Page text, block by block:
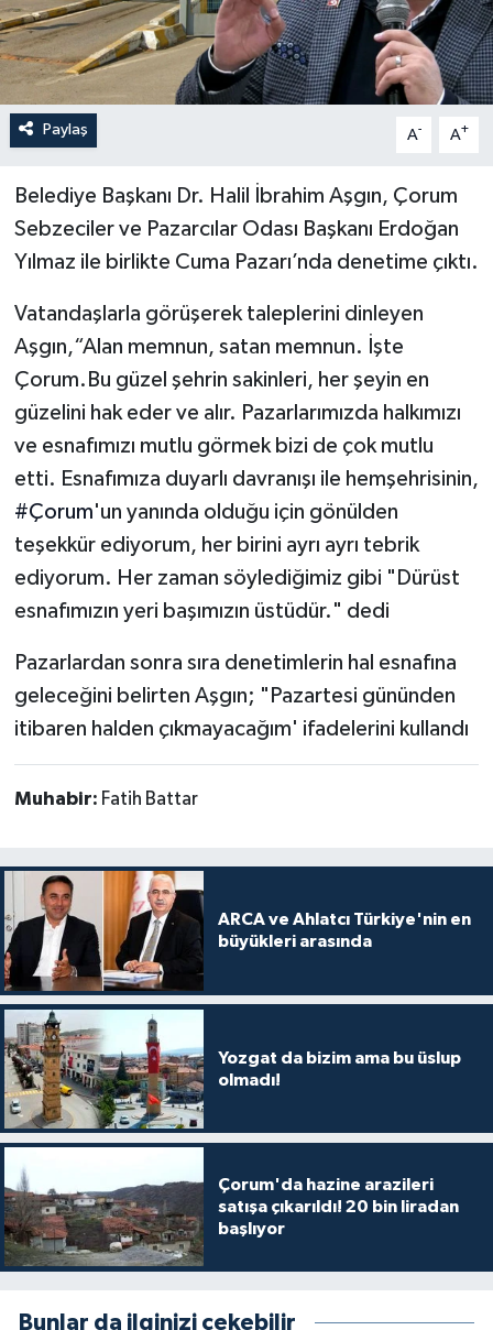
Paylaş A- A+
Belediye Başkanı Dr. Halil İbrahim Aşgın, Çorum
Sebzeciler ve Pazarcılar Odası Başkanı Erdoğan
Yılmaz ile birlikte Cuma Pazarı’nda denetime çıktı.
Vatandaşlarla görüşerek taleplerini dinleyen
Aşgın,“Alan memnun, satan memnun. İşte
Çorum.Bu güzel şehrin sakinleri, her şeyin en
güzelini hak eder ve alır. Pazarlarımızda halkımızı
ve esnafımızı mutlu görmek bizi de çok mutlu
etti. Esnafımıza duyarlı davranışı ile hemşehrisinin,
#Çorum'un yanında olduğu için gönülden
teşekkür ediyorum, her birini ayrı ayrı tebrik
ediyorum. Her zaman söylediğimiz gibi "Dürüst
esnafımızın yeri başımızın üstüdür." dedi
Pazarlardan sonra sıra denetimlerin hal esnafına
geleceğini belirten Aşgın; "Pazartesi gününden
itibaren halden çıkmayacağım' ifadelerini kullandı
Muhabir: Fatih Battar
ARCA ve Ahlatcı Türkiye'nin en
büyükleri arasında
Yozgat da bizim ama bu üslup
olmadı!
Çorum'da hazine arazileri
satışa çıkarıldı! 20 bin liradan
başlıyor
Bunlar da ilginizi çekebilir